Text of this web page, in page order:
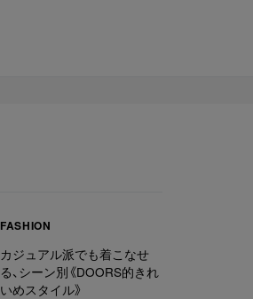
FASHION
カジュアル派でも着こなせ
る、シーン別《DOORS的きれ
いめスタイル》